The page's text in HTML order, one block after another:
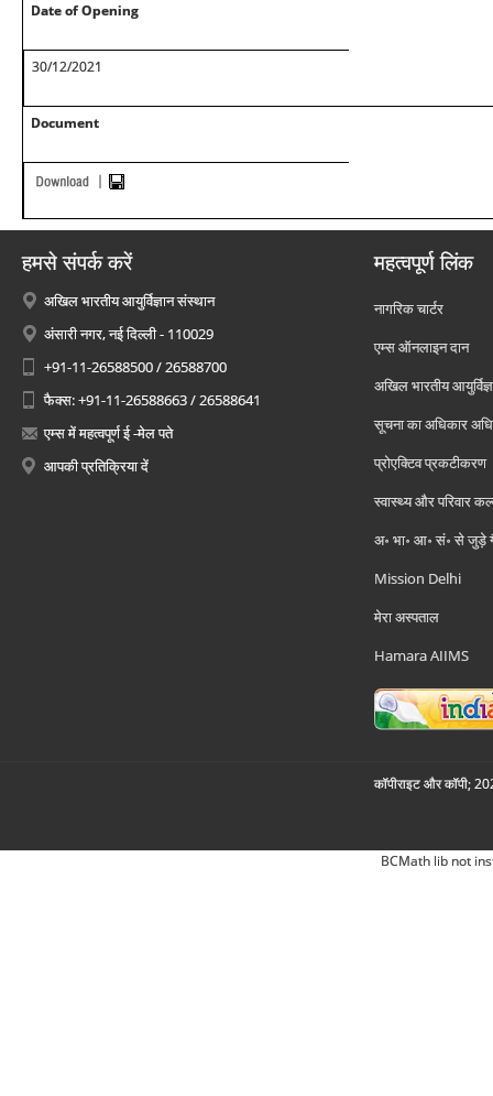
Date of Opening
30/12/2021
Document
हमसे संपर्क करें
अखिल भारतीय आयुर्विज्ञान संस्थान
अंसारी नगर, नई दिल्ली - 110029
+91-11-26588500 / 26588700
फैक्स: +91-11-26588663 / 26588641
एम्स में महत्वपूर्ण ई -मेल पते
आपकी प्रतिक्रिया दें
महत्वपूर्ण लिंक
नागरिक चार्टर
एम्स ऑनलाइन दान
अखिल भारतीय
सूचना का अधिकार
प्रोएक्टिव प्रकटीकरण
स्वास्थ्य और परिवार
अ॰ भा॰ आ॰ सं॰ से जुड़े
Mission Delhi
मेरा अस्पताल
Hamara AIIMS
कॉपीराइट और कॉपी;
BCMath lib not